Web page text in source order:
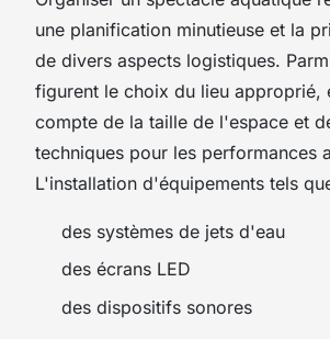
une planification minutieuse et la
de divers aspects logistiques.
figurent le choix du lieu approprié,
compte de la taille de l'espace et
techniques pour les performances
L'installation d'équipements tels
des systèmes de jets d'eau
des écrans LED
des dispositifs sonores